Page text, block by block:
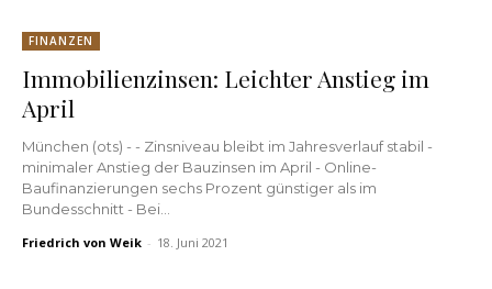
FINANZEN
Immobilienzinsen: Leichter Anstieg im
April
München (ots) - - Zinsniveau bleibt im Jahresverlauf stabil -
minimaler Anstieg der Bauzinsen im April - Online-
Baufinanzierungen sechs Prozent günstiger als im
Bundesschnitt - Bei...
Friedrich von Weik - 18. Juni 2021